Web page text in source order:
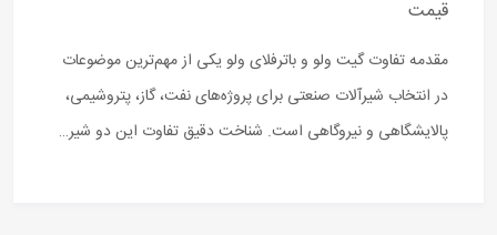
قیمت
مقدمه تفاوت گیت ولو و باترفلای ولو یکی از مهم‌ترین موضوعات
در انتخاب شیرآلات صنعتی برای پروژه‌های نفت، گاز، پتروشیمی،
پالایشگاهی و نیروگاهی است. شناخت دقیق تفاوت این دو شیر…